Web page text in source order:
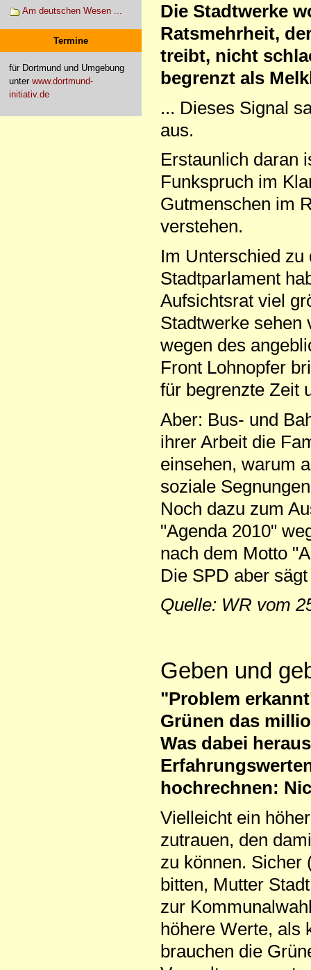
Am deutschen Wesen ...
Termine
für Dortmund und Umgebung
unter www.dortmund-
initiativ.de
Die Stadtwerke
Ratsmehrheit,
treibt, nicht
begrenzt als
... Dieses Signal
aus.
Erstaunlich daran
Funkspruch im
Gutmenschen im
verstehen.
Im Unterschied
Stadtparlament
Aufsichtsrat viel
Stadtwerke sehen
wegen des
Front Lohnopfer
für begrenzte Zeit
Aber: Bus- und
ihrer Arbeit die
einsehen, warum
soziale
Noch dazu zum
"Agenda 2010"
nach dem Motto
Die SPD aber
Quelle: WR vom
Geben und
"Problem
Grünen das
Was dabei
hochrechnen:
Vielleicht ein
zutrauen, den
zu können. Sicher
bitten, Mutter
zur
höhere Werte, als
brauchen die